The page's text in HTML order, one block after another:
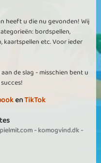
heeft u die nu gevonden! Wij
bordspellen,
kaartspellen etc. Voor ieder
de slag - misschien bent u
enTikTok
-komogvind.dk-